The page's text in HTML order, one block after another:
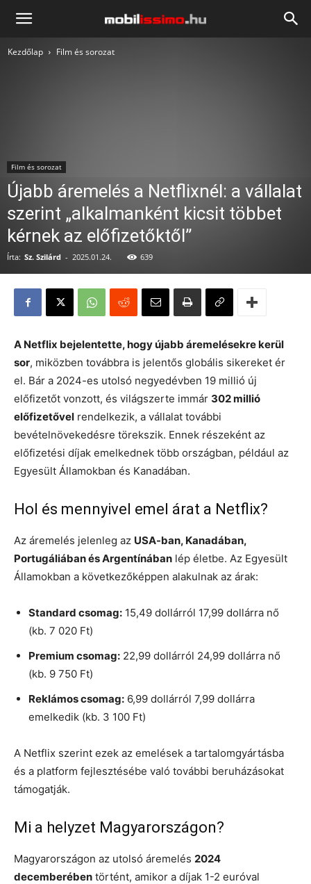
Mobilissimo.hu
Kezdőlap Film és sorozat
Film és sorozat
Újabb áremelés a Netflixnél: a vállalat
szerint „alkalmanként kicsit többet
kérnek az előfizetőktől”
Írta: Sz. Szilárd - 2025.01.24. 639
A Netflix bejelentette, hogy újabb áremelésekre kerül
sor, miközben továbbra is jelentős globális sikereket ér
el. Bár a 2024-es utolsó negyedévben 19 millió új
előfizetőt vonzott, és világszerte immár 302 millió
előfizetővel rendelkezik, a vállalat további
bevételnövekedésre törekszik. Ennek részeként az
előfizetési díjak emelkednek több országban, például az
Egyesült Államokban és Kanadában.
Hol és mennyivel emel árat a Netflix?
Az áremelés jelenleg az USA-ban, Kanadában,
Portugáliában és Argentínában lép életbe. Az Egyesült
Államokban a következőképpen alakulnak az árak:
Standard csomag: 15,49 dollárról 17,99 dollárra nő
(kb. 7 020 Ft)
Premium csomag: 22,99 dollárról 24,99 dollárra nő
(kb. 9 750 Ft)
Reklámos csomag: 6,99 dollárról 7,99 dollárra
emelkedik (kb. 3 100 Ft)
A Netflix szerint ezek az emelések a tartalomgyártásba
és a platform fejlesztésébe való további beruházásokat
támogatják.
Mi a helyzet Magyarországon?
Magyarországon az utolsó áremelés 2024
decemberében történt, amikor a díjak 1-2 euróval